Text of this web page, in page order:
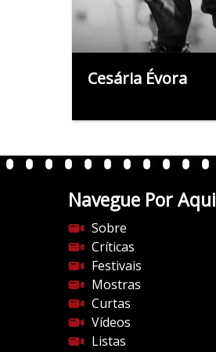
Cesária Évora
Navegue Por Aqui
Sobre
Críticas
Festivais
Mostras
Curtas
Vídeos
Listas